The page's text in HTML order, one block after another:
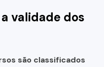
validade dos
são classificados